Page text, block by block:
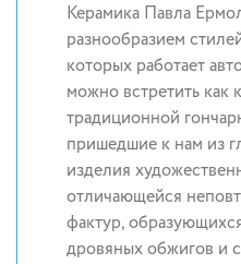
Керамика Павла
разнообразием
которых работает
можно встретить как
традиционной
пришедшие к нам из
изделия
отличающейся
фактур,
дровяных обжигов и